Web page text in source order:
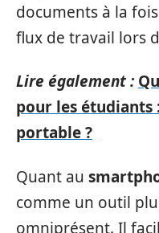
documents à la
flux de travail lors
Lire également :
pour les étudiants
portable ?
Quant au
comme un outil
omniprésent. Il